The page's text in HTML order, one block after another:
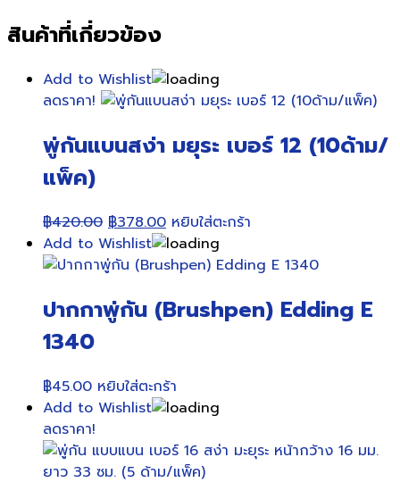
สินค้าที่เกี่ยวข้อง
Add to Wishlist
ลดราคา!
พู่กันแบนสง่า มยุระ เบอร์ 12 (10ด้าม/
แพ็ค)
฿420.00 Original
price
was:
฿378.00Current
price
is:
หยิบใส่ตะกร้า
Add to Wishlist
ปากกาพู่กัน (Brushpen) Edding E
1340
฿45.00 หยิบใส่ตะกร้า
Add to Wishlist
ลดราคา!